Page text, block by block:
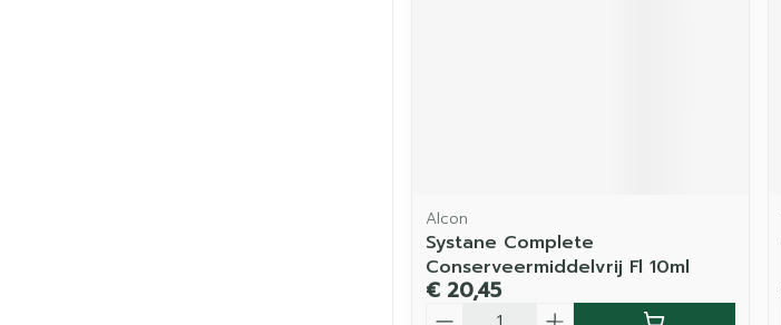
Alcon
Systane Complete
Conserveermiddelvrij Fl 10ml
€ 20,45